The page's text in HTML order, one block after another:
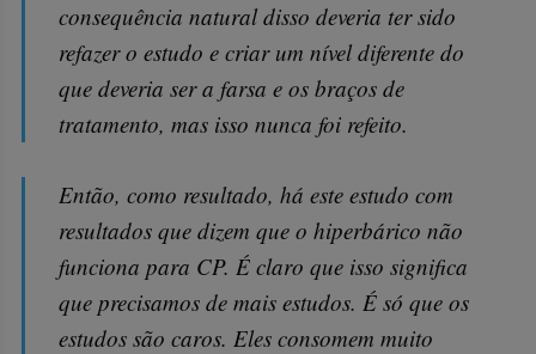
consequência natural disso deveria ter sido
refazer o estudo e criar um nível diferente do
que deveria ser a farsa e os braços de
tratamento, mas isso nunca foi refeito.
Então, como resultado, há este estudo com
resultados que dizem que o hiperbárico não
funciona para CP. É claro que isso significa
que precisamos de mais estudos. É só que os
estudos são caros. Eles consomem muito